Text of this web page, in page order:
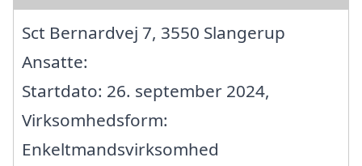
Sct Bernardvej 7, 3550 Slangerup
Ansatte:
Startdato: 26. september 2024,
Virksomhedsform:
Enkeltmandsvirksomhed